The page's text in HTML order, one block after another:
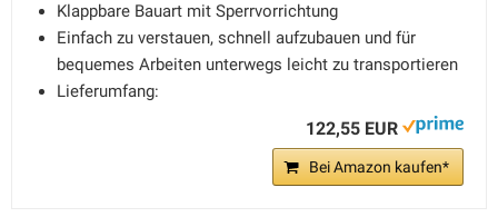
Klappbare Bauart mit Sperrvorrichtung
Einfach zu verstauen, schnell aufzubauen und für
bequemes Arbeiten unterwegs leicht zu transportieren
Lieferumfang:
122,55 EUR
Bei Amazon kaufen*